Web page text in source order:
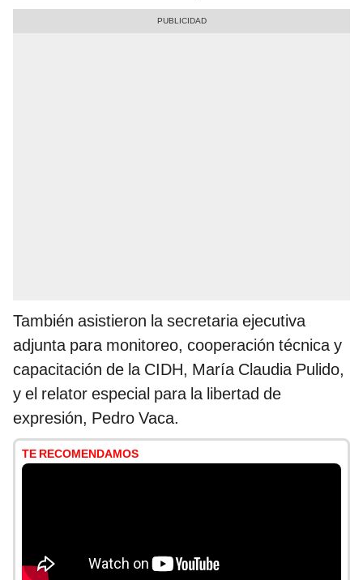
También asistieron la secretaria ejecutiva
adjunta para monitoreo, cooperación técnica y
capacitación de la CIDH, María Claudia Pulido,
y el relator especial para la libertad de
expresión, Pedro Vaca.
TE RECOMENDAMOS